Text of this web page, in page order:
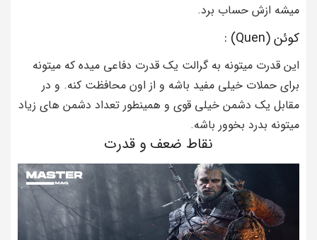
میشه ازش حساب برد.
کوئن (Quen) :
این قدرت میتونه به گرالت یک قدرت دفاعی میده که میتونه
برای حملات خیلی مفید باشه و از اون محافظت کنه. و در
مقابل یک دشمن خیلی قوی و همینطور تعداد دشمن های زیاد
میتونه بدرد بخوور باشه.
نقاط ضعف و قدرت